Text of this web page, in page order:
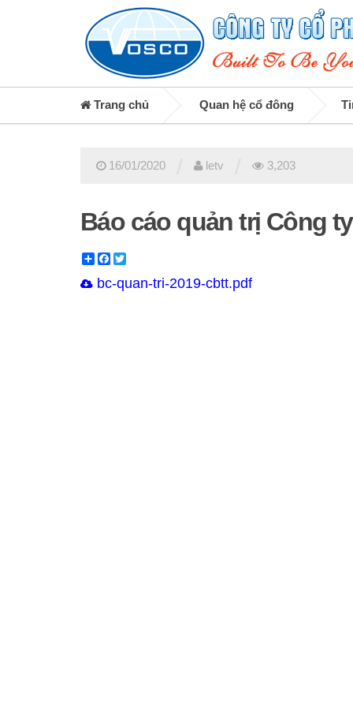
Trang chủ Quan hệ cổ đông
16/01/2020 letv 3,203
Báo cáo quản trị Công
ShareFacebook
bc-quan-tri-2019-cbtt.pdf